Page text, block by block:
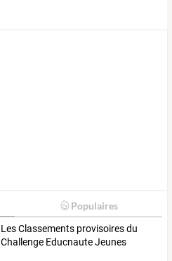
Populaires
LesClassements provisoiresdu
Challenge EducnauteJeunes